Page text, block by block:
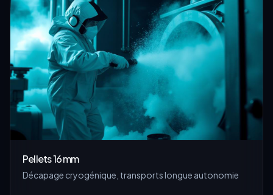
Pellets 16 mm
Décapage cryogénique, transports longue autonomie